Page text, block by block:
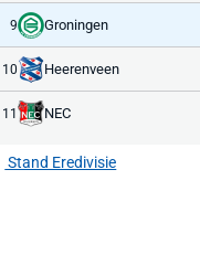
9 Groningen
10 Heerenveen
11 NEC
Stand Eredivisie